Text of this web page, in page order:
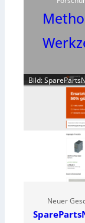
Bild:
Neuer